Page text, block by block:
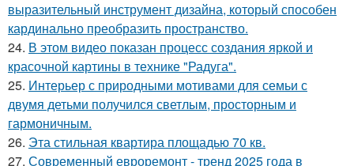
выразительный инструмент дизайна, который способен
кардинально преобразить пространство.
24. В этом видео показан процесс создания яркой и
красочной картины в технике "Радуга".
25. Интерьер с природными мотивами для семьи с
двумя детьми получился светлым, просторным и
гармоничным.
26. Эта стильная квартира площадью 70 кв.
27. Современный евроремонт - тренд 2025 года в